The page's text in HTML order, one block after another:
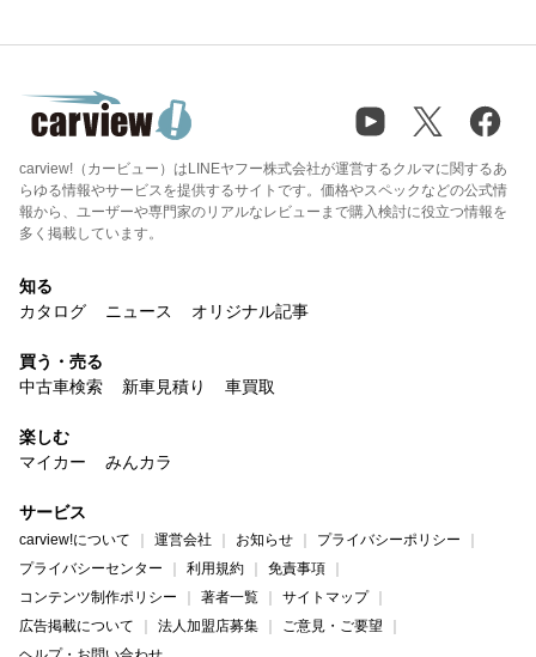
carview!（カービュー）はLINEヤフー株式会社が運営するクルマに関するあ
らゆる情報やサービスを提供するサイトです。価格やスペックなどの公式情
報から、ユーザーや専門家のリアルなレビューまで購入検討に役立つ情報を
多く掲載しています。
知る
カタログ
ニュース オリジナル記事
買う・売る
中古車検索
新車見積り 車買取
楽しむ
マイカー
みんカラ
サービス
carview!について 運営会社 お知らせ
プライバシーポリシー
プライバシーセンター
利用規約
免責事項
コンテンツ制作ポリシー
著者一覧
サイトマップ
広告掲載について
法人加盟店募集
ご意見・ご要望